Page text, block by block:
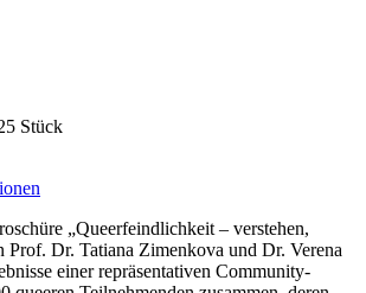
Stück
„Queerfeindlichkeit – verstehen,
Prof. Dr. Tatiana Zimenkova und Dr. Verena
einer repräsentativen Community-